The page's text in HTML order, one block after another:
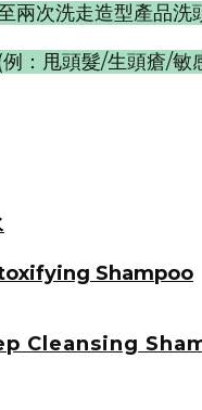
兩次洗走造型產品洗
：甩頭髮/生頭瘡/敏
Shampoo
Cleansing